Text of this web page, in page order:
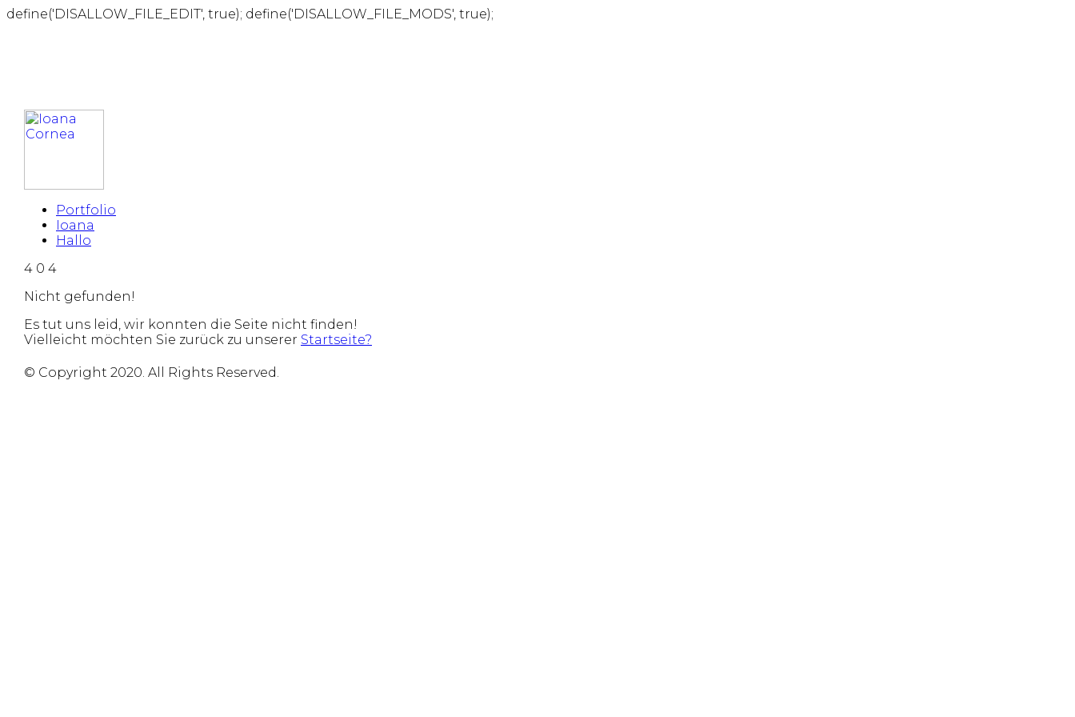
define('DISALLOW_FILE_EDIT', true); define('DISALLOW_FILE_MODS', true);
Portfolio
Ioana
Hallo
4 0 4
Nicht gefunden!
Es tut uns leid, wir konnten die Seite nicht finden!
Vielleicht möchten Sie zurück zu unserer Startseite?
© Copyright 2020. All Rights Reserved.